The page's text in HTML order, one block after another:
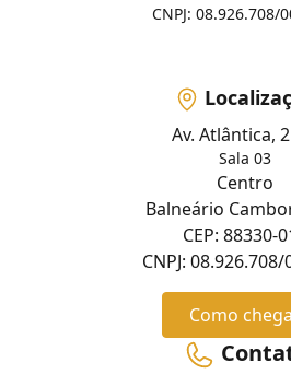
CNPJ: 08.926.708/
Av. Atlântica,
Sala 03
Centro
Balneário
CEP: 88330-
CNPJ:
Como